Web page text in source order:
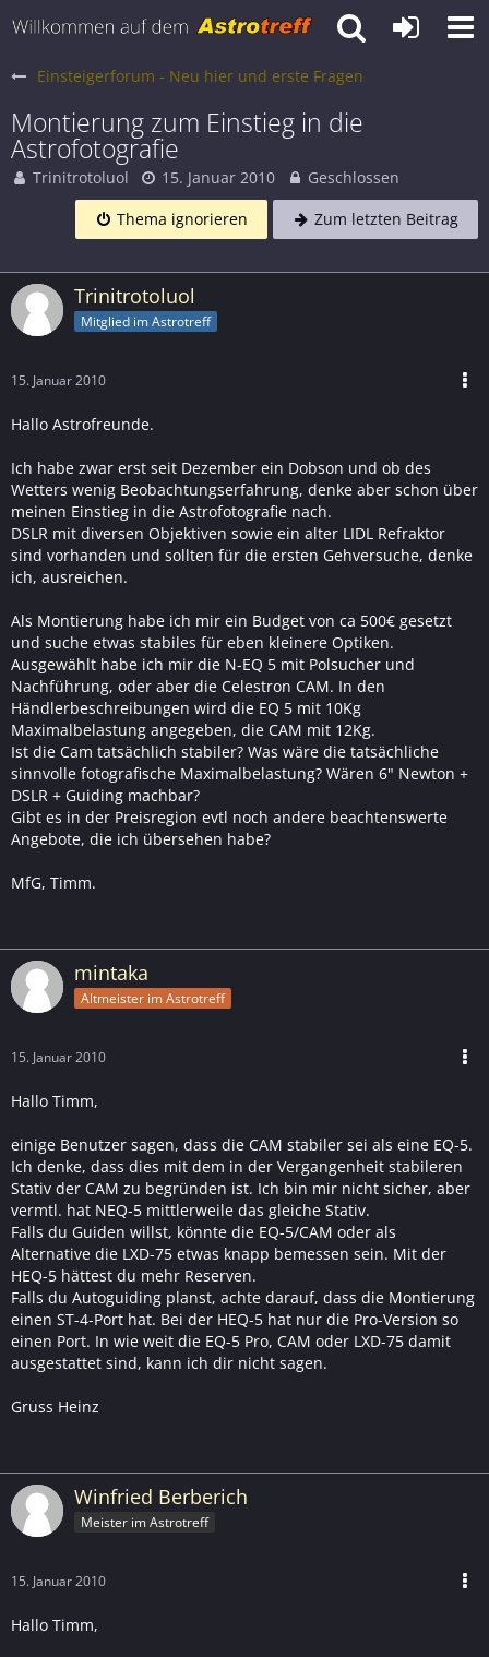
Einsteigerforum - Neu hier und erste Fragen
Montierung zum Einstieg in die
Astrofotografie
Trinitrotoluol 15. Januar 2010
Geschlossen
Thema ignorieren
Zum letzten Beitrag
Trinitrotoluol
Mitglied im Astrotreff
15. Januar 2010
Hallo Astrofreunde.
Ich habe zwar erst seit Dezember ein Dobson und ob des
Wetters wenig Beobachtungserfahrung, denke aber schon über
meinen Einstieg in die Astrofotografie nach.
DSLR mit diversen Objektiven sowie ein alter LIDL Refraktor
sind vorhanden und sollten für die ersten Gehversuche, denke
ich, ausreichen.
Als Montierung habe ich mir ein Budget von ca 500€ gesetzt
und suche etwas stabiles für eben kleinere Optiken.
Ausgewählt habe ich mir die N-EQ 5 mit Polsucher und
Nachführung, oder aber die Celestron CAM. In den
Händlerbeschreibungen wird die EQ 5 mit 10Kg
Maximalbelastung angegeben, die CAM mit 12Kg.
Ist die Cam tatsächlich stabiler? Was wäre die tatsächliche
sinnvolle fotografische Maximalbelastung? Wären 6" Newton +
DSLR + Guiding machbar?
Gibt es in der Preisregion evtl noch andere beachtenswerte
Angebote, die ich übersehen habe?
MfG, Timm.
mintaka
Altmeister im Astrotreff
15. Januar 2010
Hallo Timm,
einige Benutzer sagen, dass die CAM stabiler sei als eine EQ-5.
Ich denke, dass dies mit dem in der Vergangenheit stabileren
Stativ der CAM zu begründen ist. Ich bin mir nicht sicher, aber
vermtl. hat NEQ-5 mittlerweile das gleiche Stativ.
Falls du Guiden willst, könnte die EQ-5/CAM oder als
Alternative die LXD-75 etwas knapp bemessen sein. Mit der
HEQ-5 hättest du mehr Reserven.
Falls du Autoguiding planst, achte darauf, dass die Montierung
einen ST-4-Port hat. Bei der HEQ-5 hat nur die Pro-Version so
einen Port. In wie weit die EQ-5 Pro, CAM oder LXD-75 damit
ausgestattet sind, kann ich dir nicht sagen.
Gruss Heinz
Winfried Berberich
Meister im Astrotreff
15. Januar 2010
Hallo Timm,